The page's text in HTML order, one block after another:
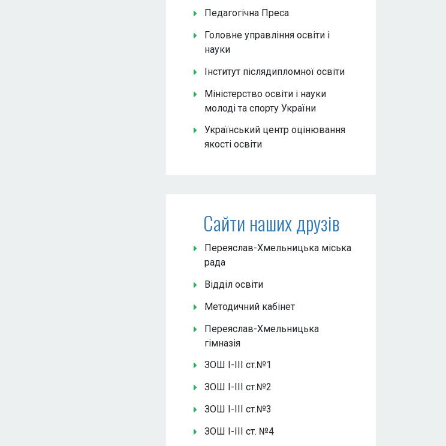
Педагогічна Преса
Головне управління освіти і
науки
Інститут післядипломної освіти
Міністерство освіти і науки
молоді та спорту України
Український центр оцінювання
якості освіти
Сайти наших друзів
Переяслав-Хмельницька міська
рада
Відділ освіти
Методичний кабінет
Переяслав-Хмельницька
гімназія
ЗОШ І-ІІІ ст.№1
ЗОШ І-ІІІ ст.№2
ЗОШ І-ІІІ ст.№3
ЗОШ І-ІІІ ст. №4